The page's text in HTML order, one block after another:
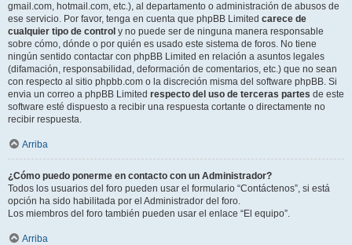
gmail.com, hotmail.com, etc.), al departamento o administración de abusos de
ese servicio. Por favor, tenga en cuenta que phpBB Limited carece de
cualquier tipo de control y no puede ser de ninguna manera responsable
sobre cómo, dónde o por quién es usado este sistema de foros. No tiene
ningún sentido contactar con phpBB Limited en relación a asuntos legales
(difamación, responsabilidad, deformación de comentarios, etc.) que no sean
con respecto al sitio phpbb.com o la discreción misma del software phpBB. Si
envia un correo a phpBB Limited respecto del uso de terceras partes de este
software esté dispuesto a recibir una respuesta cortante o directamente no
recibir respuesta.
Arriba
¿Cómo puedo ponerme en contacto con un Administrador?
Todos los usuarios del foro pueden usar el formulario “Contáctenos”, si está
opción ha sido habilitada por el Administrador del foro.
Los miembros del foro también pueden usar el enlace “El equipo”.
Arriba